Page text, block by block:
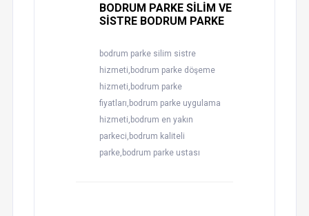
BODRUM PARKE SİLİM VE
SİSTRE BODRUM PARKE
bodrum parke silim sistre
hizmeti,bodrum parke döşeme
hizmeti,bodrum parke
fiyatları,bodrum parke uygulama
hizmeti,bodrum en yakın
parkeci,bodrum kaliteli
parke,bodrum parke ustası